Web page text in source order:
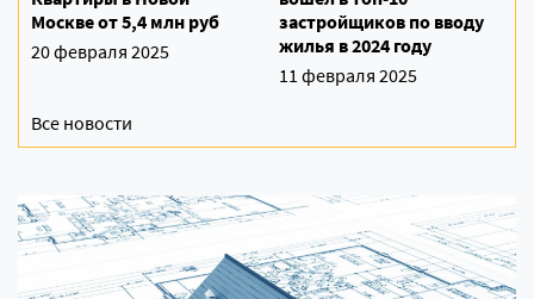
Москве от 5,4 млн руб
20 февраля 2025
застройщиков по вводу
жилья в 2024 году
11 февраля 2025
Все новости